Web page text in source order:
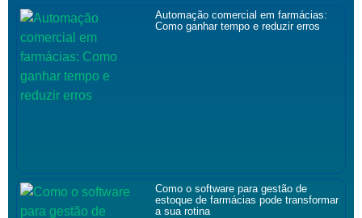
Automação comercial em farmácias:
Como ganhar tempo e reduzir erros
Como o software para gestão de
estoque de farmácias pode transformar
a sua rotina